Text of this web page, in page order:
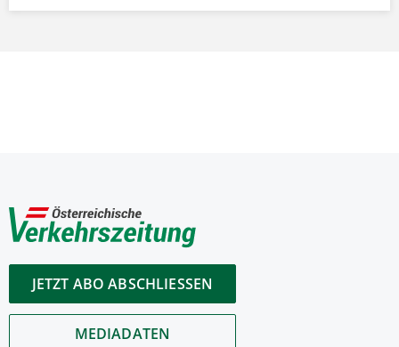
JETZT ABO ABSCHLIESSEN
MEDIADATEN